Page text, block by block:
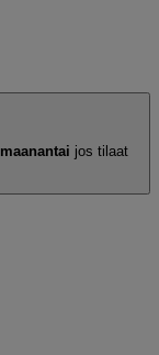
maanantai jos tilaat